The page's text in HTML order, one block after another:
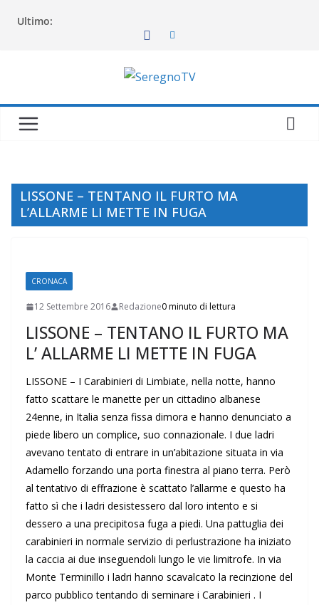
Ultimo:
LISSONE – TENTANO IL FURTO MA
L’ALLARME LI METTE IN FUGA
CRONACA
12 Settembre 2016 Redazione0 minuto di lettura
LISSONE – TENTANO IL FURTO MA
L’ ALLARME LI METTE IN FUGA
LISSONE – I Carabinieri di Limbiate, nella notte, hanno
fatto scattare le manette per un cittadino albanese
24enne, in Italia senza fissa dimora e hanno denunciato a
piede libero un complice, suo connazionale. I due ladri
avevano tentato di entrare in un’abitazione situata in via
Adamello forzando una porta finestra al piano terra. Però
al tentativo di effrazione è scattato l’allarme e questo ha
fatto sì che i ladri desistessero dal loro intento e si
dessero a una precipitosa fuga a piedi. Una pattuglia dei
carabinieri in normale servizio di perlustrazione ha iniziato
la caccia ai due inseguendoli lungo le vie limitrofe. In via
Monte Terminillo i ladri hanno scavalcato la recinzione del
parco pubblico tentando di seminare i Carabinieri . I